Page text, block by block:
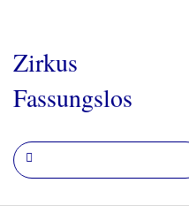
Zirkus
Fassungslos